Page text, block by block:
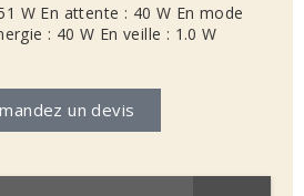
W En attente : 40 W En mode
: 40 W En veille : 1.0 W
un devis